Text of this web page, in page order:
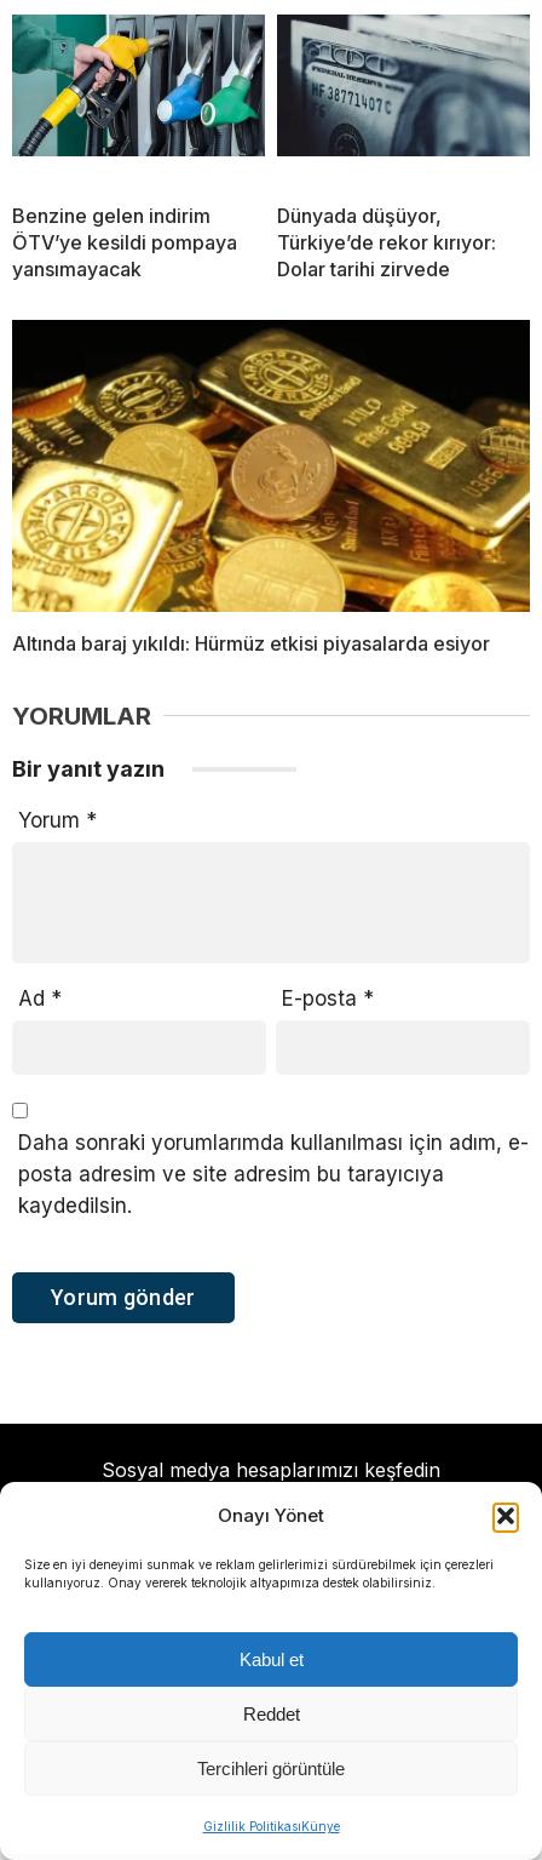
Onayı Yönet
Size en iyi deneyimi sunmak ve reklam gelirlerimizi sürdürebilmek için çerezleri
kullanıyoruz. Onay vererek teknolojik altyapımıza destek olabilirsiniz.
Kabul et
Reddet
Tercihleri görüntüle
Gizlilik PolitikasıKünye
Benzine gelen indirim
ÖTV’ye kesildi pompaya
yansımayacak
Dünyada düşüyor,
Türkiye’de rekor kırıyor:
Dolar tarihi zirvede
Altında baraj yıkıldı: Hürmüz etkisi piyasalarda esiyor
YORUMLAR
Bir yanıt yazın
Yorum *
Ad * E-posta *
Daha sonraki yorumlarımda kullanılması için adım, e-
posta adresim ve site adresim bu tarayıcıya
kaydedilsin.
Sosyal medya hesaplarımızı keşfedin
KATEGORİLER